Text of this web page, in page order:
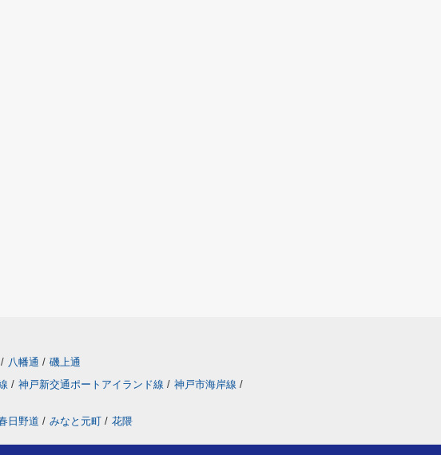
/ 八幡通 / 磯上通
/ 神戸新交通ポートアイランド線 / 神戸市海岸線 /
日野道 / みなと元町 / 花隈